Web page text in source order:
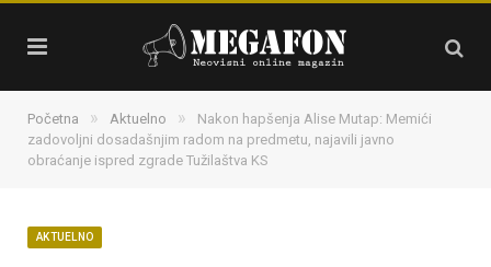
Početna » Aktuelno »
Nakon hapšenja Alise Mutap: Memići
zadovoljni dosadašnjim radom na predmetu, najavili javno
obraćanje ispred zgrade Tužilaštva KS
AKTUELNO